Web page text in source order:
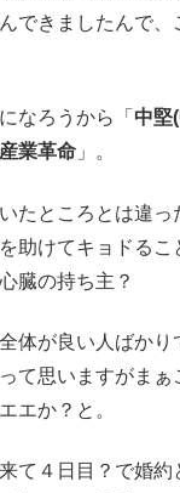
できましたんで、
なろうから「 中堅
業革命 」。
たところとは違っ
助けてキョドるこ
臓の持ち主？
体が良い人ばかり
て思いますがま
エか？と。
て４日目？で婚約